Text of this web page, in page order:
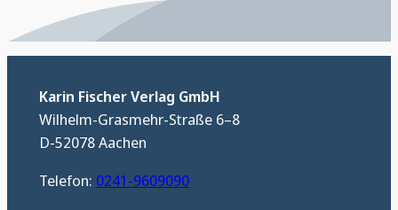
Karin Fischer Verlag GmbH
Wilhelm-Grasmehr-Straße 6–8
D-52078 Aachen
Telefon: 0241-9609090